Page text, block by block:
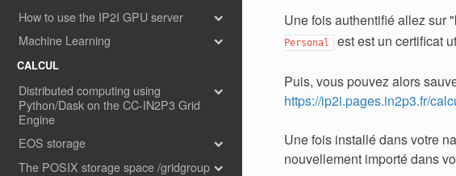
How to use the IP2I GPU server
Machine Learning
CALCUL
Distributed computing using
Python/Dask on the CC-IN2P3 Grid
Engine
EOS storage
The POSIX storage space /gridgroup
Une fois authentifié allez sur "
Personal est est un certificat
Puis, vous pouvez alors
https://ip2i.pages.in2p3.fr/
Une fois installé dans votre
nouvellement importé dans